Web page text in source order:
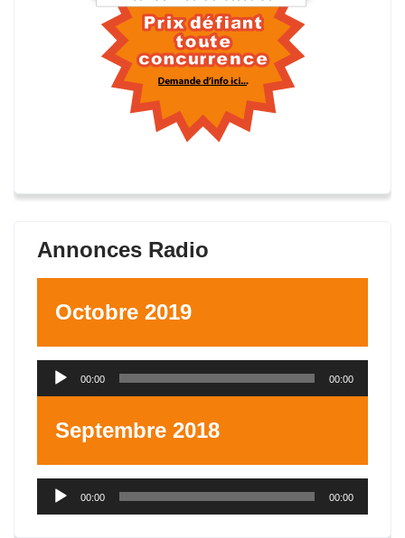
Annonces Radio
Octobre 2019
Lecteur
00:00 00:00
Septembre 2018
Lecteur
00:00 00:00